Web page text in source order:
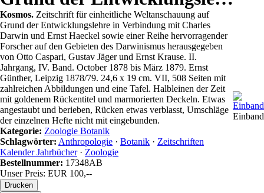
Kosmos. Zeitschrift für einheitliche Weltanschauung auf
Grund der Entwicklungslehre in Verbindung mit Charles
Darwin und Ernst Haeckel sowie einer Reihe hervorragender
Forscher auf den Gebieten des Darwinismus herausgegeben
von Otto Caspari, Gustav Jäger und Ernst Krause. II.
Jahrgang, IV. Band. October 1878 bis März 1879. Ernst
Günther, Leipzig 1878/79. 24,6 x 19 cm. VII, 508 Seiten mit
zahlreichen Abbildungen und eine Tafel. Halbleinen der Zeit
mit goldenem Rückentitel und marmorierten Deckeln. Etwas
angestaubt und berieben, Rücken etwas verblasst, Umschläge
der einzelnen Hefte nicht mit eingebunden.
Kategorie: Zoologie Botanik
Schlagwörter: Anthropologie · Botanik · Zeitschriften
Kalender Jahrbücher· Zoologie
Bestellnummer: 17348AB
Unser Preis: EUR 100,--
Einband